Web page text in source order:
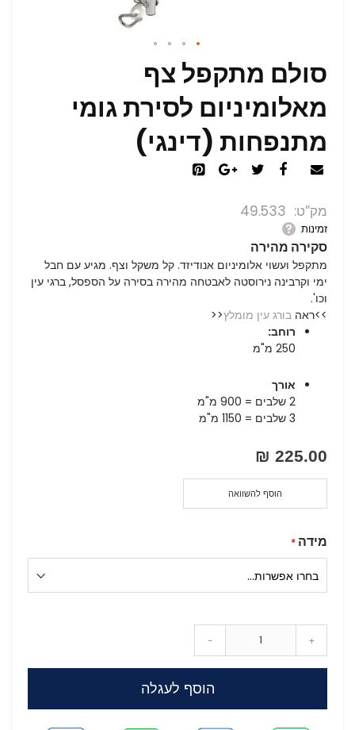
סולם מתקפל צף
מאלומיניום לסירת גומי
מתנפחות (דינגי)
מק”ט 49.533
זמינות
סקירה מהירה
מתקפל ועשוי אלומיניום אנודיזד. קל משקל וצף. מגיע עם חבל
ימי וקרבינה נירוסטה לאבטחה מהירה בסירה על הספסל, ברגי עין
וכו'.
>>ראה בורג עין מומלץ<<
רוחב:
250 מ"מ
אורך
2 שלבים = 900 מ"מ
3 שלבים = 1150 מ"מ
225.00 ₪
מידה
- +
הוסף לעגלה
הוסף להשוואה